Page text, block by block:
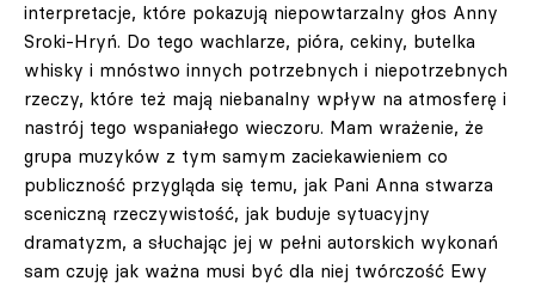
interpretacje, które pokazują niepowtarzalny głos Anny
Sroki-Hryń. Do tego wachlarze, pióra, cekiny, butelka
whisky i mnóstwo innych potrzebnych i niepotrzebnych
rzeczy, które też mają niebanalny wpływ na atmosferę i
nastrój tego wspaniałego wieczoru. Mam wrażenie, że
grupa muzyków z tym samym zaciekawieniem co
publiczność przygląda się temu, jak Pani Anna stwarza
sceniczną rzeczywistość, jak buduje sytuacyjny
dramatyzm, a słuchając jej w pełni autorskich wykonań
sam czuję jak ważna musi być dla niej twórczość Ewy